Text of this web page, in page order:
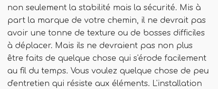
non seulement la stabilité mais la sécurité. Mis à
part la marque de votre chemin, il ne devrait pas
avoir une tonne de texture ou de bosses difficiles
à déplacer. Mais ils ne devraient pas non plus
être faits de quelque chose qui s'érode facilement
au fil du temps. Vous voulez quelque chose de peu
d'entretien qui résiste aux éléments. L'installation